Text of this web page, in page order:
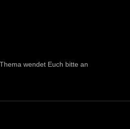
wendet Euch bitte an